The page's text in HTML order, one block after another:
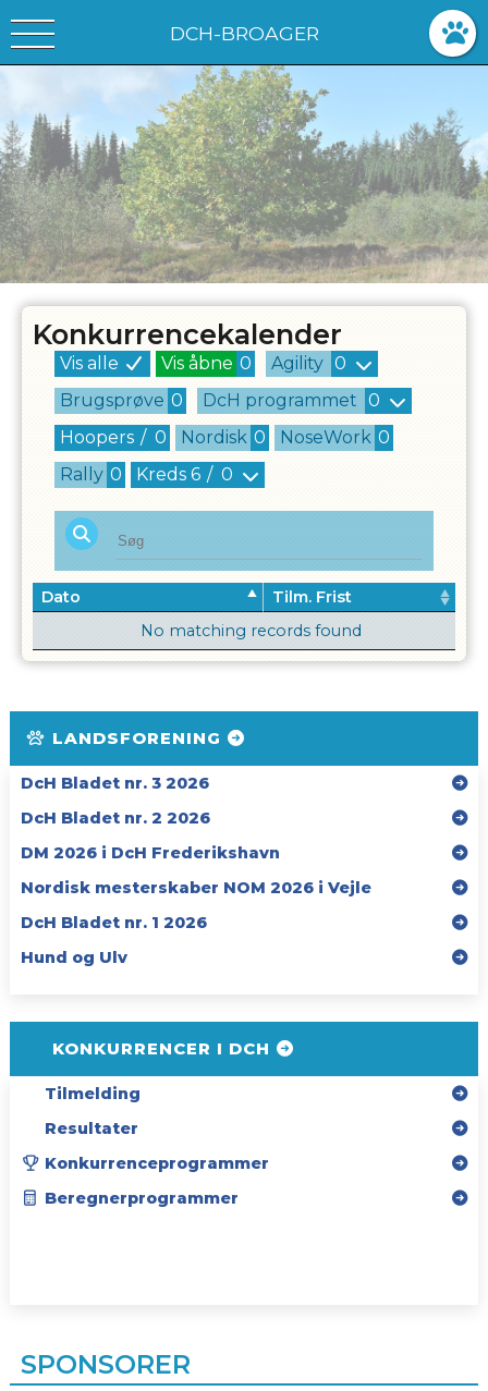
DCH-BROAGER
Konkurrencekalender
Vis alle Vis åbne 0 Agility 0
Brugsprøve 0 DcH programmet 0
Hoopers / 0 Nordisk 0 NoseWork 0
Rally 0 Kreds 6 / 0
Dato
Tilm. Frist
No matching records found
LANDSFORENING
DcH Bladet nr. 3 2026
DcH Bladet nr. 2 2026
DM 2026 i DcH Frederikshavn
Nordisk mesterskaber NOM 2026 i Vejle
DcH Bladet nr. 1 2026
Hund og Ulv
KONKURRENCER I DCH
Tilmelding
Resultater
Konkurrenceprogrammer
Beregnerprogrammer
SPONSORER